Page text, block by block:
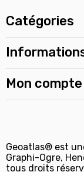
Catégories
Mon compte
Geoatlas® est
Graphi-Ogre,
tous droits